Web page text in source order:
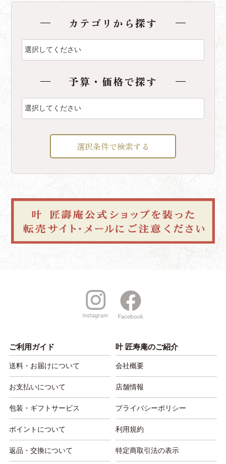
カテゴリから探す
予算・価格で探す
選択条件で検索する
ご利用ガイド
送料・お届けについて
お支払いについて
包装・ギフトサービス
ポイントについて
返品・交換について
叶 匠寿庵のご紹介
会社概要
店舗情報
プライバシーポリシー
利用規約
特定商取引法の表示